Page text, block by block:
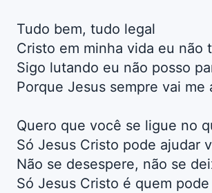
Tudo bem, tudo legal
Cristo em minha vida eu não
Sigo lutando eu não posso
Porque Jesus sempre vai me
Quero que você se ligue no
Só Jesus Cristo pode ajudar
Não se desespere, não se
Só Jesus Cristo é quem